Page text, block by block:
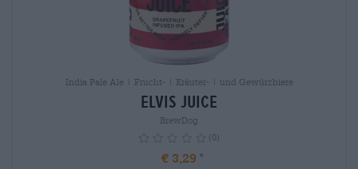
India Pale Ale | Frucht- | Kräuter- | und Gewürzbiere
Elvis Juice
BrewDog
(0)
€ 3,29